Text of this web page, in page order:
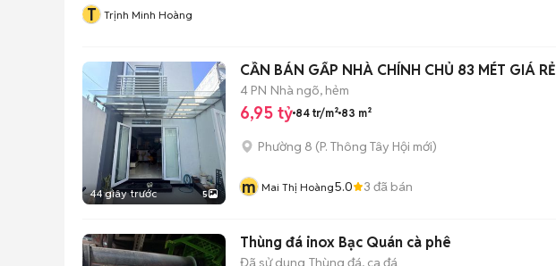
T Trịnh Minh Hoàng
44 giây trước 5
CẦN BÁN GẤP NHÀ CHÍNH CHỦ 83 MÉT GIÁ RẺ
4 PN Nhà ngõ, hẻm
6,95 tỷ 84 tr/m² 83 m²
Phường 8 (P. Thông Tây Hội mới)
m Mai Thị Hoàng5.0 3 đã bán
Thùng đá inox Bạc Quán cà phê
Đã sử dụng Thùng đá, ca đá